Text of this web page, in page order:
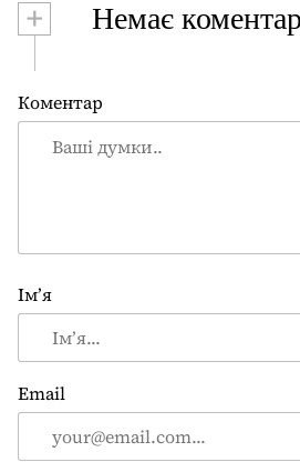
я
п
+ Немає
Коментар
Ім’я
Email